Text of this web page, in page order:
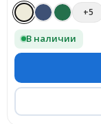
+5
В наличии